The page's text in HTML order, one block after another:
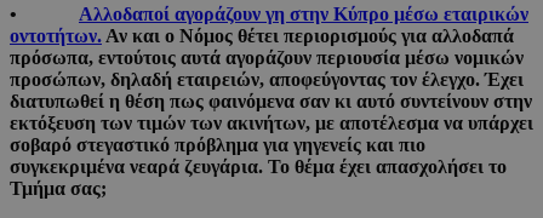
• Αλλοδαποί αγοράζουν γη στην Κύπρο μέσω εταιρικών
οντοτήτων. Αν και ο Νόμος θέτει περιορισμούς για αλλοδαπά
πρόσωπα, εντούτοις αυτά αγοράζουν περιουσία μέσω νομικών
προσώπων, δηλαδή εταιρειών, αποφεύγοντας τον έλεγχο. Έχει
διατυπωθεί η θέση πως φαινόμενα σαν κι αυτό συντείνουν στην
εκτόξευση των τιμών των ακινήτων, με αποτέλεσμα να υπάρχει
σοβαρό στεγαστικό πρόβλημα για γηγενείς και πιο
συγκεκριμένα νεαρά ζευγάρια. Το θέμα έχει απασχολήσει το
Τμήμα σας;